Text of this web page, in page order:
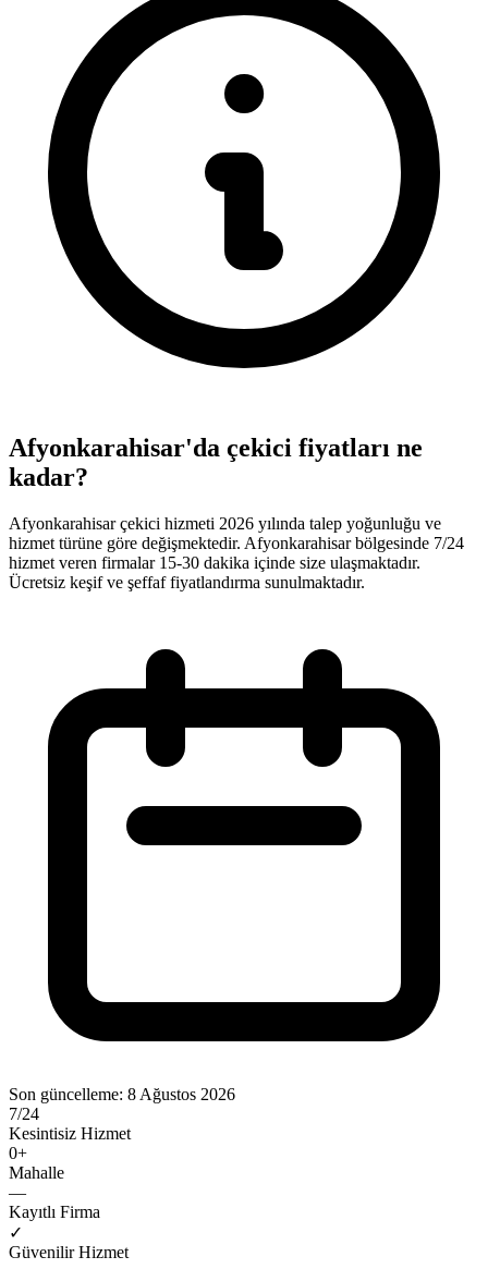
Afyonkarahisar'da çekici fiyatları ne
kadar?
Afyonkarahisar çekici hizmeti 2026 yılında talep yoğunluğu ve
hizmet türüne göre değişmektedir. Afyonkarahisar bölgesinde 7/24
hizmet veren firmalar 15-30 dakika içinde size ulaşmaktadır.
Ücretsiz keşif ve şeffaf fiyatlandırma sunulmaktadır.
Son güncelleme: 8 Ağustos 2026
7/24
Kesintisiz Hizmet
0+
Mahalle
—
Kayıtlı Firma
✓
Güvenilir Hizmet